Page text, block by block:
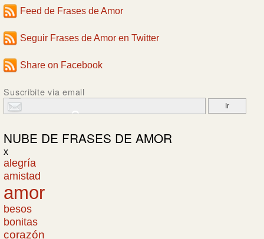
Feed de Frases de Amor
Seguir Frases de Amor en Twitter
Share on Facebook
Suscribite via email
NUBE DE FRASES DE AMOR
x
alegría
amistad
amor
besos
bonitas
corazón